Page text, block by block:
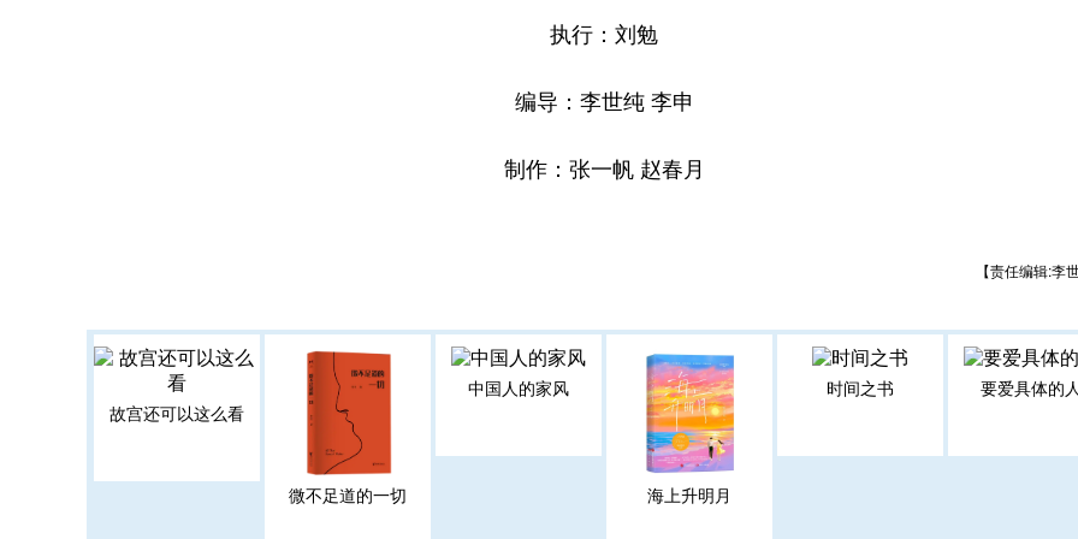
执行：刘勉
编导：李世纯 李申
制作：张一帆 赵春月
【责任编辑:李
故宫还可以这么看
微不足道的一切
中国人的家风
海上升明月
时间之书 要爱具体的人